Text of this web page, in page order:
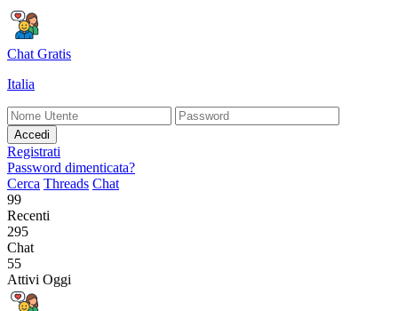
Chat Gratis
Italia
Accedi
Registrati
Password dimenticata?
Cerca Threads Chat
99
Recenti
295
Chat
55
Attivi Oggi